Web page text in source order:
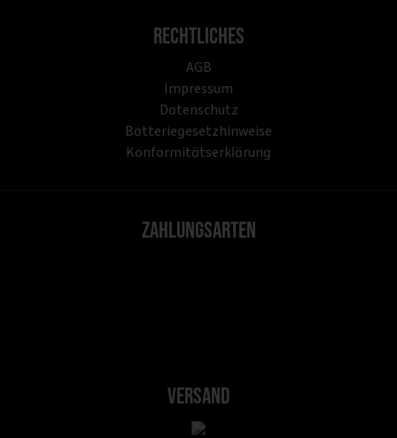
Rechtliches
AGB
Impressum
Datenschutz
Batteriegesetzhinweise
Konformitätserklärung
Zahlungsarten
Versand